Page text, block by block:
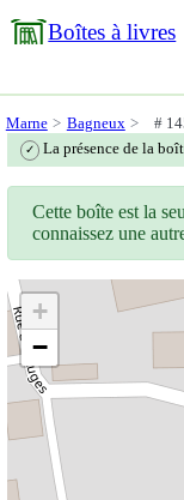
Boîtes à livres
Marne Bagneux #
✓ La présence de la
Cette boîte est la
connaissez une
+
−